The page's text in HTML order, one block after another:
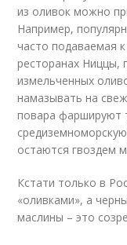
из оливок можно
Например,
часто подаваемая
ресторанах Ниццы,
измельченных
намазывать на
повара фаршируют
остаются гвоздем
Кстати только в
«оливками», а
маслины – это